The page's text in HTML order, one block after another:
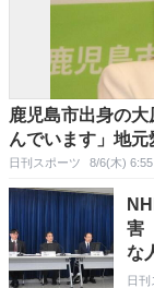
鹿児島市出身の
んでいます」地元
日刊スポーツ 8/6(木) 6:55
害
な
日刊